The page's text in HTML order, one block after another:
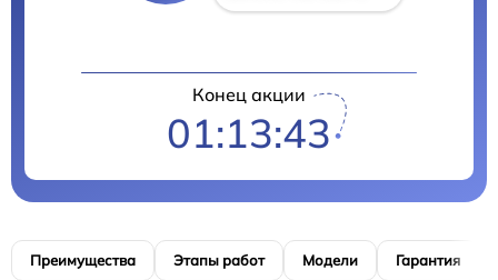
Конец акции
01:13:42
Преимущества Этапы работ Модели Гарантия